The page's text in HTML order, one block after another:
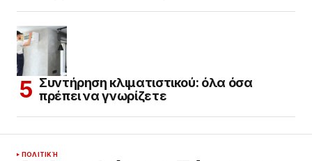
Συντήρηση κλιματιστικού: όλα όσα
πρέπει να γνωρίζετε
ΠΟΛΙΤΙΚΉ